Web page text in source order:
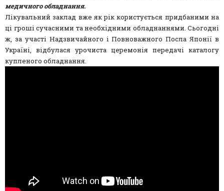
медичного обладнання.
Лікувальний заклад вже як рік користується придбаними на
ці гроші сучасними та необхідними обладнаннями. Сьогодні
ж, за участі Надзвичайного і Повноважного Посла Японії в
Україні, відбулася урочиста церемонія передачі каталогу
купленого обладнання.